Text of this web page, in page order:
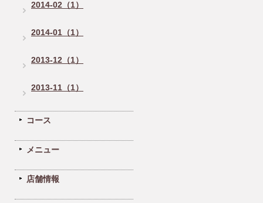
2014-02（1）
2014-01（1）
2013-12（1）
2013-11（1）
コース
メニュー
店舗情報